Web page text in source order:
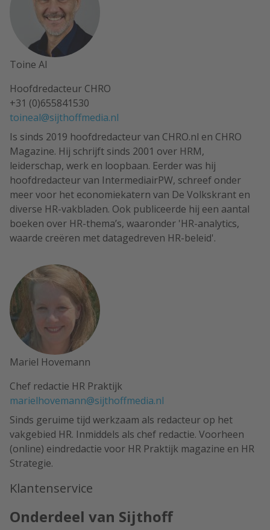
Toine Al
Hoofdredacteur CHRO
+31 (0)655841530
toineal@sijthoffmedia.nl
Is sinds 2019 hoofdredacteur van CHRO.nl en CHRO
Magazine. Hij schrijft sinds 2001 over HRM,
leiderschap, werk en loopbaan. Eerder was hij
hoofdredacteur van IntermediairPW, schreef onder
meer voor het economiekatern van De Volkskrant en
diverse HR-vakbladen. Ook publiceerde hij een aantal
boeken over HR-thema’s, waaronder 'HR-analytics,
waarde creëren met datagedreven HR-beleid'.
Mariel Hovemann
Chef redactie HR Praktijk
marielhovemann@sijthoffmedia.nl
Sinds geruime tijd werkzaam als redacteur op het
vakgebied HR. Inmiddels als chef redactie. Voorheen
(online) eindredactie voor HR Praktijk magazine en HR
Strategie.
Klantenservice
Onderdeel van Sijthoff